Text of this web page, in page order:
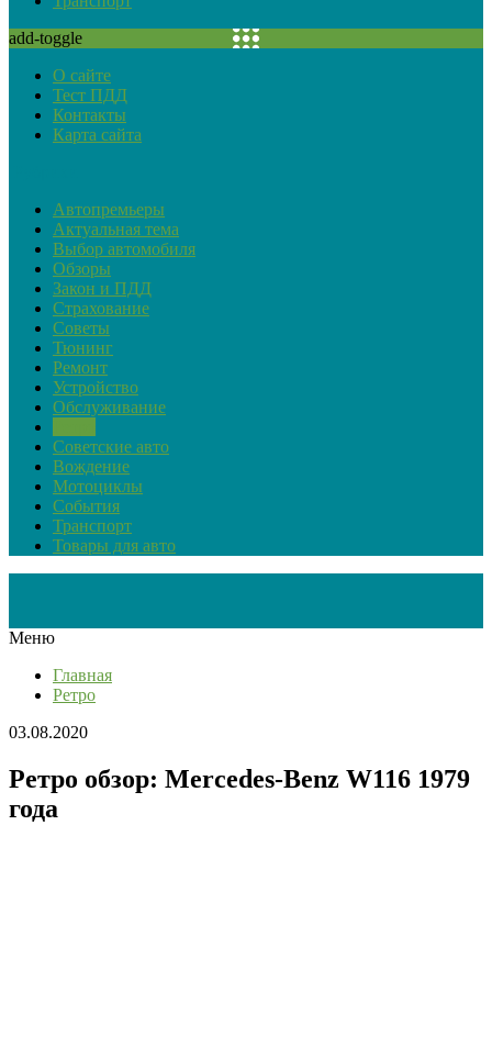
add-toggle
О сайте
Тест ПДД
Контакты
Карта сайта
Автопремьеры
Актуальная тема
Выбор автомобиля
Обзоры
Закон и ПДД
Страхование
Советы
Тюнинг
Ремонт
Устройство
Обслуживание
Советские авто
Вождение
Мотоциклы
События
Транспорт
Товары для авто
Меню
Главная
Ретро
03.08.2020
Ретро обзор: Mercedes-Benz W116 1979
года